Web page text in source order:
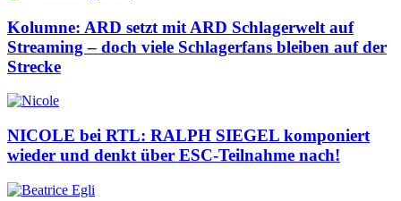
Kolumne: ARD setzt mit ARD Schlagerwelt auf
Streaming – doch viele Schlagerfans bleiben auf der
Strecke
NICOLE bei RTL: RALPH SIEGEL komponiert
wieder und denkt über ESC-Teilnahme nach!